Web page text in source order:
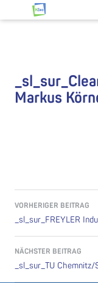
Zum Inhalt springen
HZwo – Antrieb für
Markus
VORHERIGER BEITRAG
_sl_sur_FREYLER
NÄCHSTER BEITRAG
_sl_sur_TU